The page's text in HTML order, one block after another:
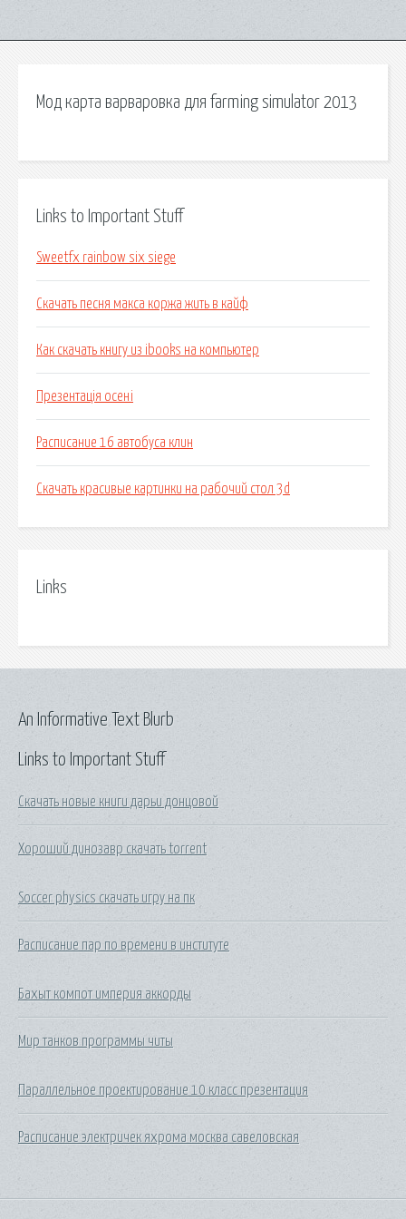
Мод карта варваровка для farming simulator 2013
Links to Important Stuff
Sweetfx rainbow six siege
Скачать песня макса коржа жить в кайф
Как скачать книгу из ibooks на компьютер
Презентація осені
Расписание 16 автобуса клин
Скачать красивые картинки на рабочий стол 3d
Links
Links to Important Stuff
Скачать новые книги дарьи донцовой
Хороший динозавр скачать torrent
Soccer physics скачать игру на пк
Расписание пар по времени в институте
Бахыт компот империя аккорды
Мир танков программы читы
Параллельное проектирование 10 класс презентация
Расписание электричек яхрома москва савеловская
An Informative Text Blurb